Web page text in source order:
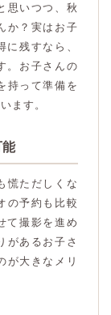
思いつつ、秋
か？実はお子
残すなら、
。お子さんの
持って準備を
ます。
能
慌ただしくな
の予約も比較
て撮影を進め
があるお子さ
が大きなメリ